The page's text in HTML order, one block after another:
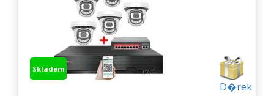
D�rek
Skladem